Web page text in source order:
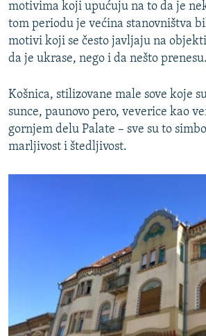
motivima koji upućuju na to da je
tom periodu je većina stanovništva
motivi koji se često javljaju na
da je ukrase, nego i da nešto prenesu.
Košnica, stilizovane male sove koje
sunce, paunovo pero, veverice kao
gornjem delu Palate – sve su to
marljivost i štedljivost.